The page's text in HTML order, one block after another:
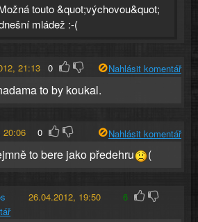
touto &quot;výchovou&quot;
mládež :-(
21:13 0 Nahlásit komentář
to by koukal.
20:06 0 Nahlásit komentář
to bere jako předehru (
26.04.2012, 19:50
6